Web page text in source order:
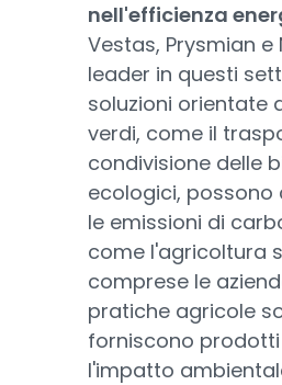
nell'efficienza
Vestas, Prysmian
leader in questi
soluzioni orientate
verdi, come il
condivisione delle
ecologici,
le emissioni di
come l'agricoltura
comprese le
pratiche agricole
forniscono
l'impatto